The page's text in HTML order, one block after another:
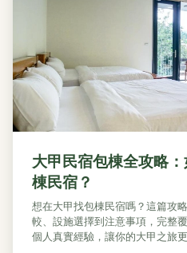
大甲民宿包棟全攻略
棟民宿？
想在大甲找包棟民宿嗎？這篇攻
較、設施選擇到注意事項，完整
個人真實經驗，讓你的大甲之旅更